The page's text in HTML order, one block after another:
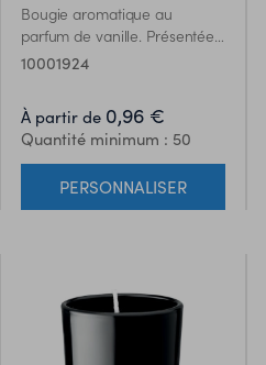
Bougie aromatique au
parfum de vanille. Présentée
dans un pot personnalisable.
individuelle.
10001924
À partir de 0,96 €
Quantité minimum : 50
PERSONNALISER